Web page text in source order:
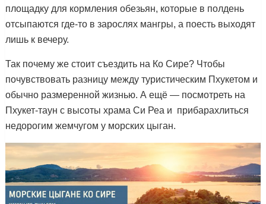
площадку для кормления обезьян, которые в полдень
отсыпаются где-то в зарослях мангры, а поесть выходят
лишь к вечеру.
Так почему же стоит съездить на Ко Сире? Чтобы
почувствовать разницу между туристическим Пхукетом и
обычно размеренной жизнью. А ещё — посмотреть на
Пхукет-таун с высоты храма Си Реа и прибарахлиться
недорогим жемчугом у морских цыган.